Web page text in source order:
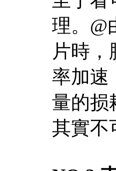
理。@
片時
率加速
量的损
其實不